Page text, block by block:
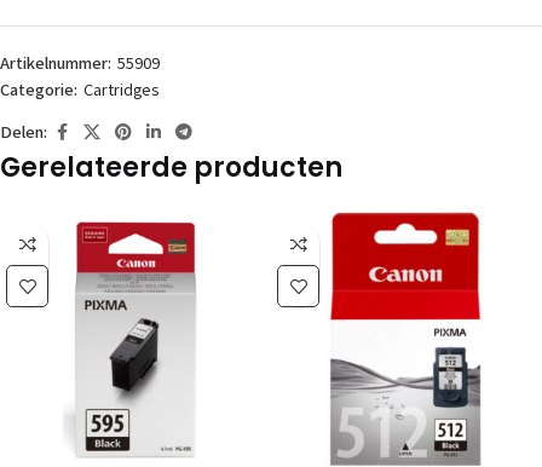
Artikelnummer: 55909
Categorie: Cartridges
Delen:
Gerelateerde producten